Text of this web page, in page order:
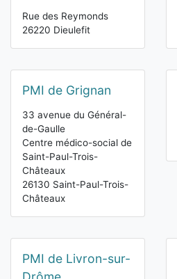
Rue des Reymonds
26220 Dieulefit
PMI de Grignan
33 avenue du Général-
de-Gaulle
Centre médico-social de
Saint-Paul-Trois-
Châteaux
26130 Saint-Paul-Trois-
Châteaux
PMI de Livron-sur-